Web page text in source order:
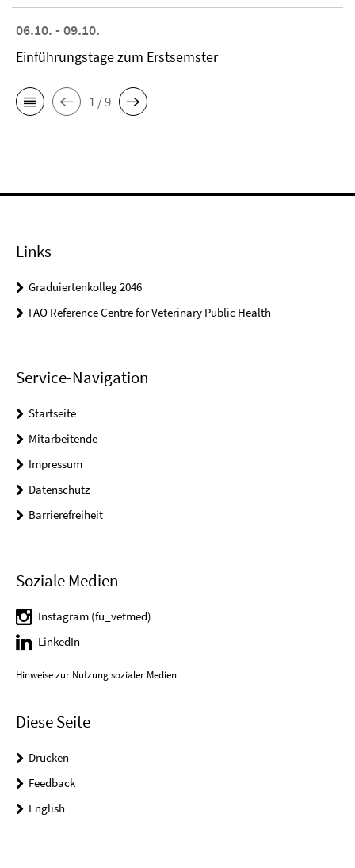
06.10. - 09.10.
Einführungstage zum Erstsemster
1 / 9
Links
Graduiertenkolleg 2046
FAO Reference Centre for Veterinary Public Health
Service-Navigation
Startseite
Mitarbeitende
Impressum
Datenschutz
Barrierefreiheit
Soziale Medien
Instagram (fu_vetmed)
LinkedIn
Hinweise zur Nutzung sozialer Medien
Diese Seite
Drucken
Feedback
English